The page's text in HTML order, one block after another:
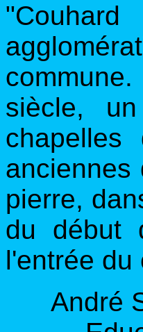
siècle,
anciennes
pierre,
du début
l'entrée du
André